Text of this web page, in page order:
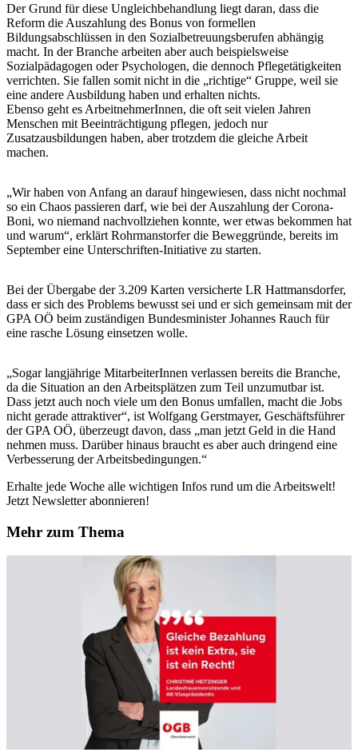
Der Grund für diese Ungleichbehandlung liegt daran, dass die
Reform die Auszahlung des Bonus von formellen
Bildungsabschlüssen in den Sozialbetreuungsberufen abhängig
macht. In der Branche arbeiten aber auch beispielsweise
Sozialpädagogen oder Psychologen, die dennoch Pflegetätigkeiten
verrichten. Sie fallen somit nicht in die „richtige“ Gruppe, weil sie
eine andere Ausbildung haben und erhalten nichts.
Ebenso geht es ArbeitnehmerInnen, die oft seit vielen Jahren
Menschen mit Beeinträchtigung pflegen, jedoch nur
Zusatzausbildungen haben, aber trotzdem die gleiche Arbeit
machen.
„Wir haben von Anfang an darauf hingewiesen, dass nicht nochmal
so ein Chaos passieren darf, wie bei der Auszahlung der Corona-
Boni, wo niemand nachvollziehen konnte, wer etwas bekommen hat
und warum“, erklärt Rohrmanstorfer die Beweggründe, bereits im
September eine Unterschriften-Initiative zu starten.
Bei der Übergabe der 3.209 Karten versicherte LR Hattmansdorfer,
dass er sich des Problems bewusst sei und er sich gemeinsam mit der
GPA OÖ beim zuständigen Bundesminister Johannes Rauch für
eine rasche Lösung einsetzen wolle.
„Sogar langjährige MitarbeiterInnen verlassen bereits die Branche,
da die Situation an den Arbeitsplätzen zum Teil unzumutbar ist.
Dass jetzt auch noch viele um den Bonus umfallen, macht die Jobs
nicht gerade attraktiver“, ist Wolfgang Gerstmayer, Geschäftsführer
der GPA OÖ, überzeugt davon, dass „man jetzt Geld in die Hand
nehmen muss. Darüber hinaus braucht es aber auch dringend eine
Verbesserung der Arbeitsbedingungen.“
Erhalte jede Woche alle wichtigen Infos rund um die Arbeitswelt!
Jetzt Newsletter abonnieren!
Mehr zum Thema